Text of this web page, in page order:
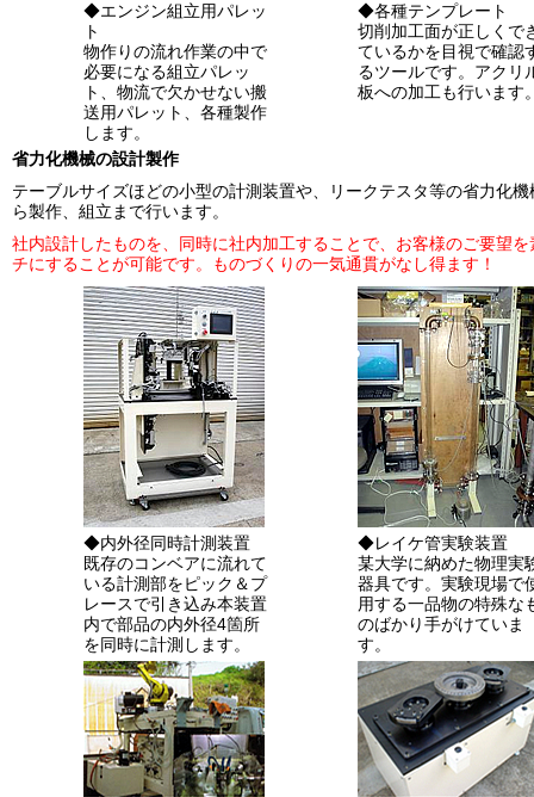
◆エンジン組立用パレッ
ト
物作りの流れ作業の中で
必要になる組立パレッ
ト、物流で欠かせない搬
送用パレット、各種製作
します。
◆各種テンプレート
切削加工面が正しくで
ているかを目視で確認
るツールです。アクリ
板への加工も行います
省力化機械の設計製作
テーブルサイズほどの小型の計測装置や、リークテスタ等の省力化
ら製作、組立まで行います。
社内設計したものを、同時に社内加工することで、お客様のご要望を
チにすることが可能です。ものづくりの一気通貫がなし得ます！
◆内外径同時計測装置
既存のコンベアに流れて
いる計測部をピック＆プ
レースで引き込み本装置
内で部品の内外径4箇所
を同時に計測します。
◆レイケ管実験装置
某大学に納めた物理実
器具です。実験現場で
用する一品物の特殊な
のばかり手がけていま
す。